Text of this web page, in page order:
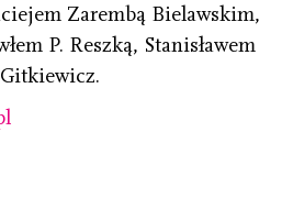
Zarembą Bielawskim,
P. Reszką, Stanisławem